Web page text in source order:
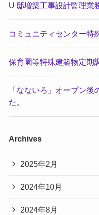
U 邸増築⼯事設計監理業
コミュニティセンター特
保育園等特殊建築物定期
「なないろ」オープン
た。
Archives
2025年2月
2024年10月
2024年8月